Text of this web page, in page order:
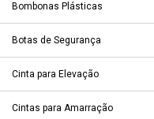
Bombonas Plásticas
Botas de Segurança
Cinta para Elevação
Cintas para Amarração